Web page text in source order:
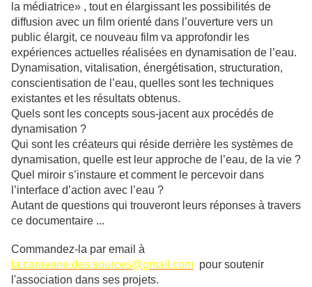
la médiatrice» , tout en élargissant les possibilités de
diffusion avec un film orienté dans l’ouverture vers un
public élargit, ce nouveau film va approfondir les
expériences actuelles réalisées en dynamisation de l’eau.
Dynamisation, vitalisation, énergétisation, structuration,
conscientisation de l’eau, quelles sont les techniques
existantes et les résultats obtenus.
Quels sont les concepts sous-jacent aux procédés de
dynamisation ?
Qui sont les créateurs qui réside derrière les systèmes de
dynamisation, quelle est leur approche de l’eau, de la vie ?
Quel miroir s’instaure et comment le percevoir dans
l’interface d’action avec l’eau ?
Autant de questions qui trouveront leurs réponses à travers
ce documentaire ...
Commandez-la par email à
la.caravane.des.sources@gmail.com pour soutenir
l'association dans ses projets.